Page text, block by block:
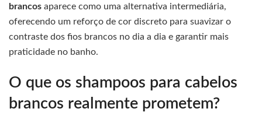
brancos aparece como uma alternativa intermediária,
oferecendo um reforço de cor discreto para suavizar o
contraste dos fios brancos no dia a dia e garantir mais
praticidade no banho.
O que os shampoos para cabelos
brancos realmente prometem?